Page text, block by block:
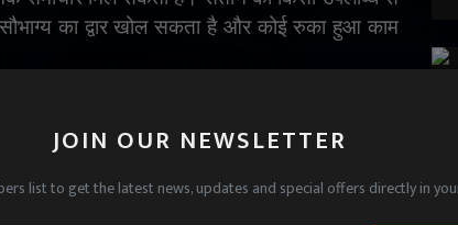
JOIN OUR NEWSLETTER
list to get the latest news, updates and special offers directly in
का द्वार खोल सकता है और कोई रुका हुआ काम
की तलाश कर रहे लोगों को अच्छा अवसर मिलने के
इससे सामाजिक सम्मान बढ़ेगा।